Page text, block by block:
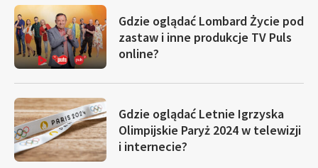
Gdzie oglądać Lombard Życie pod
zastaw i inne produkcje TV Puls
online?
Gdzie oglądać Letnie Igrzyska
Olimpijskie Paryż 2024 w telewizji
i internecie?